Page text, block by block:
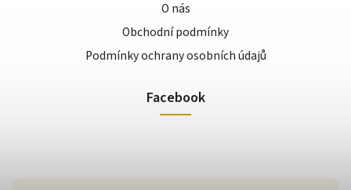
O nás
Obchodní podmínky
Podmínky ochrany osobních údajů
Facebook